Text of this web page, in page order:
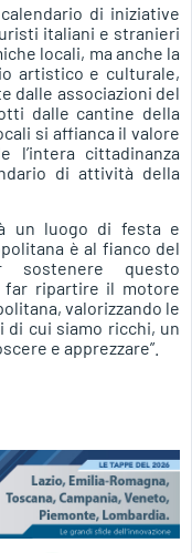
di iniziative
italiani e stranieri
locali, ma anche la
artistico e culturale,
dalle associazioni del
dalle cantine della
si affianca il valore
l’intera cittadinanza
di attività della
un luogo di festa e
è al fianco del
questo
far ripartire il motore
valorizzando le
cui siamo ricchi, un
e apprezzare”.